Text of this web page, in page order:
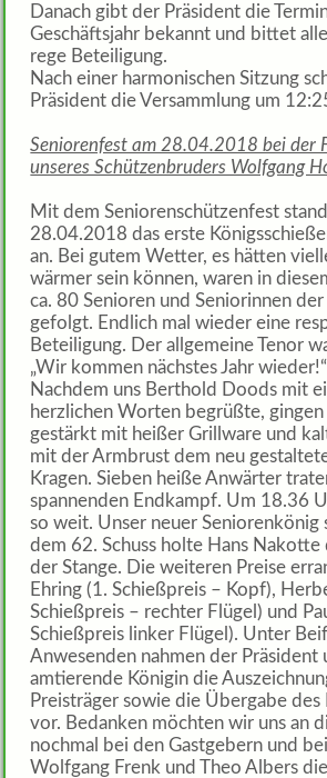
Danach gibt der Präsident die
Geschäftsjahr bekannt und bittet
rege Beteiligung.
Nach einer harmonischen Sitzung
Präsident die Versammlung um
Seniorenfest am 28.04.2018 bei der
unseres Schützenbruders Wolfgang
Mit dem Seniorenschützenfest
28.04.2018 das erste
an. Bei gutem Wetter, es hätten
wärmer sein können, waren in
ca. 80 Senioren und Seniorinnen
gefolgt. Endlich mal wieder eine
Beteiligung. Der allgemeine Tenor
„Wir kommen nächstes Jahr wieder!“
Nachdem uns Berthold Doods mit
herzlichen Worten begrüßte,
gestärkt mit heißer Grillware und
mit der Armbrust dem neu
Kragen. Sieben heiße Anwärter
spannenden Endkampf. Um 18.36
so weit. Unser neuer
dem 62. Schuss holte Hans Nakotte
der Stange. Die weiteren Preise
Ehring (1. Schießpreis – Kopf),
Schießpreis – rechter Flügel) und
Schießpreis linker Flügel). Unter
Anwesenden nahmen der Präsident
amtierende Königin die
Preisträger sowie die Übergabe des
vor. Bedanken möchten wir uns an
nochmal bei den Gastgebern und
Wolfgang Frenk und Theo Albers